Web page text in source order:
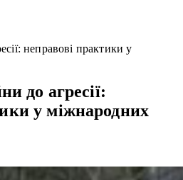
неправові практики у
до агресії:
у міжнародних